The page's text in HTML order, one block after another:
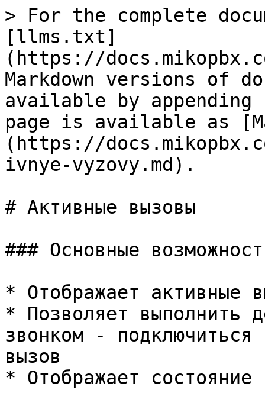
> For the complete
[llms.txt]
(https://
Markdown versions of
available by
page is available as
(https://
ivnye-vyzovy.md).
# Активные вызовы
### Основные
* Отображает активные
* Позволяет выполнить
звонком -
вызов
* Отображает состояние